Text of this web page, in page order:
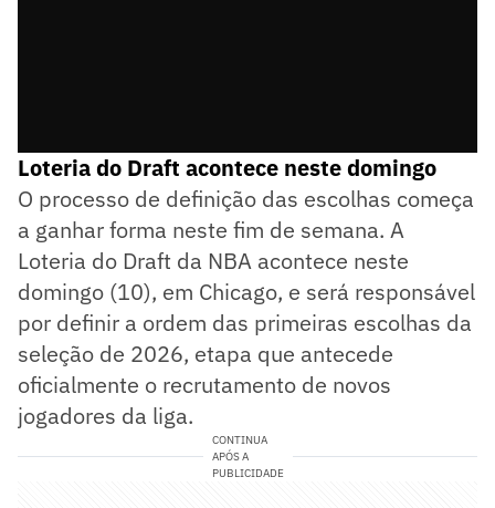
Loteria do Draft acontece neste domingo
O processo de definição das escolhas começa
a ganhar forma neste fim de semana. A
Loteria do Draft da NBA acontece neste
domingo (10), em Chicago, e será responsável
por definir a ordem das primeiras escolhas da
seleção de 2026, etapa que antecede
oficialmente o recrutamento de novos
jogadores da liga.
CONTINUA
APÓS A
PUBLICIDADE